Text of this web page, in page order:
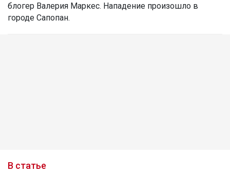
блогер Валерия Маркес. Нападение произошло в
городе Сапопан.
В статье